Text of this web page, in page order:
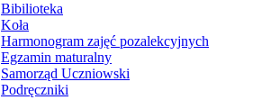
Bibilioteka
Koła
Harmonogram zajęć pozalekcyjnych
Egzamin maturalny
Samorząd Uczniowski
Podręczniki